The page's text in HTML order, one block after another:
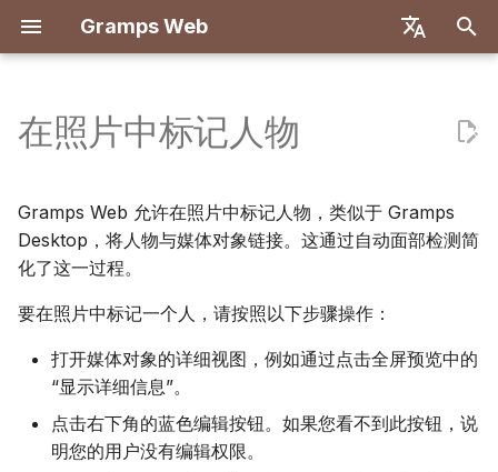
Gramps Web
Español
简体中文
Türkçe
Русский
日本語
初
化
搜
索
功能
入门
本地试用
安装和部署
使用 Docker 部署
Docker 与 Let's Encrypt
TrueNAS
服务器管理
用户系统
服务器配置
设置 AI 聊天
多树设置
前端自定义
介绍
创建所有者账户
导入数据
导出数据
管理用户
管理设置
注册
首次登录
搜索
家谱树
时间线
地图
概述
DNA 匹配
染色体浏览器
Y-DNA
报告
书签
历史记录
修订历史
GQL 过滤器
AI 助手
外部搜索
用户设置
键盘快捷键
通知
概述
后端
介绍
开发环境设置
手动查询
前端
介绍
开发环境设置
翻译
在照片中标记人物
Gramps Web 允许在照片中标记人物，类似于 Gramps
Desktop，将人物与媒体对象链接。这通过自动面部检测简
化了这一过程。
要在照片中标记一个人，请按照以下步骤操作：
打开媒体对象的详细视图，例如通过点击全屏预览中的
“显示详细信息”。
点击右下角的蓝色编辑按钮。如果您看不到此按钮，说
明您的用户没有编辑权限。